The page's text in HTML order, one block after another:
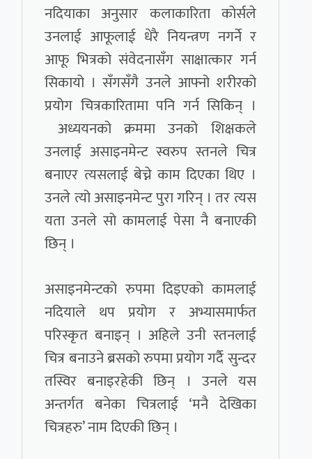
नदियाका अनुसार कलाकारिता कोर्सले
उनलाई आफूलाई धेरै नियन्त्रण नगर्ने र
आफू भित्रको संवेदनासँग साक्षात्कार गर्न
सिकायो । सँगसँगै उनले आफ्नो शरीरको
प्रयोग चित्रकारितामा पनि गर्न सिकिन् ।
अध्ययनको क्रममा उनको शिक्षकले
उनलाई असाइनमेन्ट स्वरुप स्तनले चित्र
बनाएर त्यसलाई बेच्ने काम दिएका थिए ।
उनले त्यो असाइनमेन्ट पुरा गरिन् । तर त्यस
यता उनले सो कामलाई पेसा नै बनाएकी
छिन् ।
असाइनमेन्टको रुपमा दिइएको कामलाई
नदियाले थप प्रयोग र अभ्यासमार्फत
परिस्कृत बनाइन् । अहिले उनी स्तनलाई
चित्र बनाउने ब्रसको रुपमा प्रयोग गर्दै सुन्दर
तस्विर बनाइरहेकी छिन् । उनले यस
अन्तर्गत बनेका चित्रलाई ‘मनै देखिका
चित्रहरु’ नाम दिएकी छिन् ।